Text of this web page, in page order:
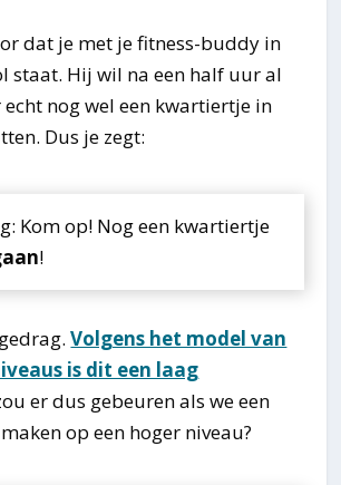
dat je met je fitness-buddy in
staat. Hij wil na een half uur al
nog wel een kwartiertje in
Dus je zegt:
Kom op! Nog een kwartiertje
!
Volgens het model van
is dit een laag
er dus gebeuren als we een
op een hoger niveau?